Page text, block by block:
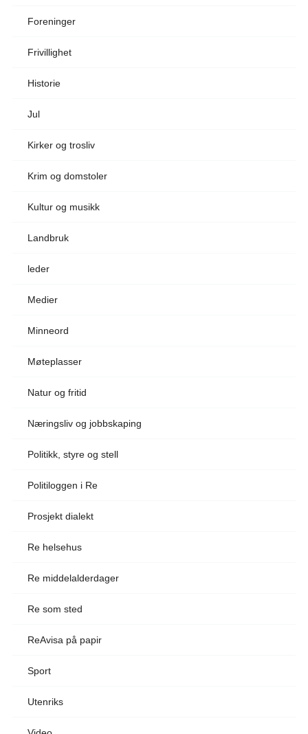
Foreninger
Frivillighet
Historie
Jul
Kirker og trosliv
Krim og domstoler
Kultur og musikk
Landbruk
leder
Medier
Minneord
Møteplasser
Natur og fritid
Næringsliv og jobbskaping
Politikk, styre og stell
Politiloggen i Re
Prosjekt dialekt
Re helsehus
Re middelalderdager
Re som sted
ReAvisa på papir
Sport
Utenriks